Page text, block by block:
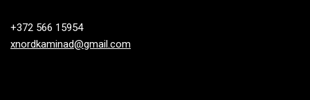
+372 566 15954
xnordkaminad@gmail.com